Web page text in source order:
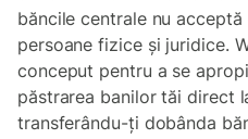
băncile centrale nu
persoane fizice și juridice.
conceput pentru a se
păstrarea banilor tăi direct
transferându-ți dobânda